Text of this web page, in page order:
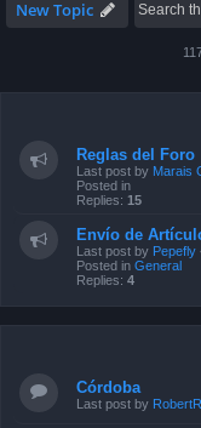
New Topic
Reglas del Foro
Last post by Marais
Posted in
Replies: 15
Envío de
Last post by Pepefly
Posted in General
Replies: 4
Córdoba
Last post by